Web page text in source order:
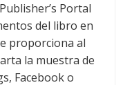
Portal
del libro en
proporciona al
la muestra de
Facebook o